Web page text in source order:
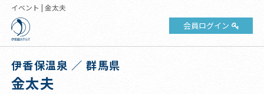
イベント | 金太夫
会員ログイン
伊香保温泉 ／ 群馬県
金太夫